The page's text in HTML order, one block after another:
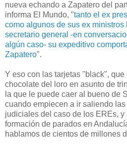
nueva echando a Zapatero del
informa El Mundo, "tanto el ex
como algunos de sus ex ministros
secretario general -en
algún caso- su expeditivo
Zapatero".
Y eso con las tarjetas "black", que
chocolate del loro en asunto de
la que le puede caer al bueno de
cuando empiecen a ir saliendo
judiciales del caso de los EREs,
formación de parados en
hablamos de cientos de millones